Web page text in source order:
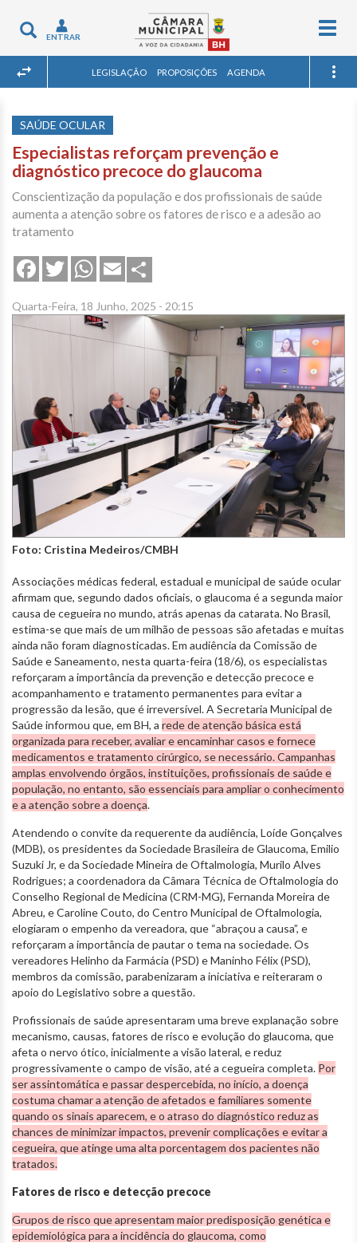
Toggle
navigation
ENTRAR
LEGISLAÇÃO PROPOSIÇÕES AGENDA
SAÚDE OCULAR
Especialistas reforçam prevenção e
diagnóstico precoce do glaucoma
Conscientização da população e dos profissionais de saúde
aumenta a atenção sobre os fatores de risco e a adesão ao
tratamento
FacebookTwitterWhatsApp
Email
Quarta-Feira, 18 Junho, 2025 - 20:15
Foto: Cristina Medeiros/CMBH
Associações médicas federal, estadual e municipal de saúde ocular
afirmam que, segundo dados oficiais, o glaucoma é a segunda maior
causa de cegueira no mundo, atrás apenas da catarata. No Brasil,
estima-se que mais de um milhão de pessoas são afetadas e muitas
ainda não foram diagnosticadas. Em audiência da Comissão de
Saúde e Saneamento, nesta quarta-feira (18/6), os especialistas
reforçaram a importância da prevenção e detecção precoce e
acompanhamento e tratamento permanentes para evitar a
progressão da lesão, que é irreversível. A Secretaria Municipal de
Saúde informou que, em BH, a rede de atenção básica está
organizada para receber, avaliar e encaminhar casos e fornece
medicamentos e tratamento cirúrgico, se necessário. Campanhas
amplas envolvendo órgãos, instituições, profissionais de saúde e
população, no entanto, são essenciais para ampliar o conhecimento
e a atenção sobre a doença.
Atendendo o convite da requerente da audiência, Loíde Gonçalves
(MDB), os presidentes da Sociedade Brasileira de Glaucoma, Emilio
Suzuki Jr, e da Sociedade Mineira de Oftalmologia, Murilo Alves
Rodrigues; a coordenadora da Câmara Técnica de Oftalmologia do
Conselho Regional de Medicina (CRM-MG), Fernanda Moreira de
Abreu, e Caroline Couto, do Centro Municipal de Oftalmologia,
elogiaram o empenho da vereadora, que “abraçou a causa”, e
reforçaram a importância de pautar o tema na sociedade. Os
vereadores Helinho da Farmácia (PSD) e Maninho Félix (PSD),
membros da comissão, parabenizaram a iniciativa e reiteraram o
apoio do Legislativo sobre a questão.
Profissionais de saúde apresentaram uma breve explanação sobre
mecanismo, causas, fatores de risco e evolução do glaucoma, que
afeta o nervo ótico, inicialmente a visão lateral, e reduz
progressivamente o campo de visão, até a cegueira completa. Por
ser assintomática e passar despercebida, no início, a doença
costuma chamar a atenção de afetados e familiares somente
quando os sinais aparecem, e o atraso do diagnóstico reduz as
chances de minimizar impactos, prevenir complicações e evitar a
cegueira, que atinge uma alta porcentagem dos pacientes não
tratados.
Fatores de risco e detecção precoce
Grupos de risco que apresentam maior predisposição genética e
epidemiológica para a incidência do glaucoma, como